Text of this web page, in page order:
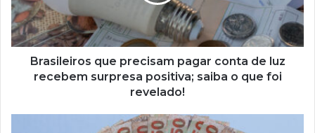
luz
recebem
surpresa
positiva;Brasileiros que precisam pagar conta de luz
recebem surpresa positiva; saiba o que foi
revelado!